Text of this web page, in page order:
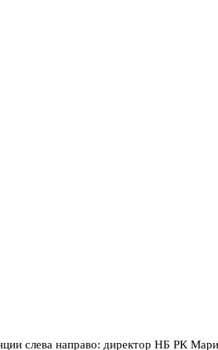
слева направо: директор НБ РК